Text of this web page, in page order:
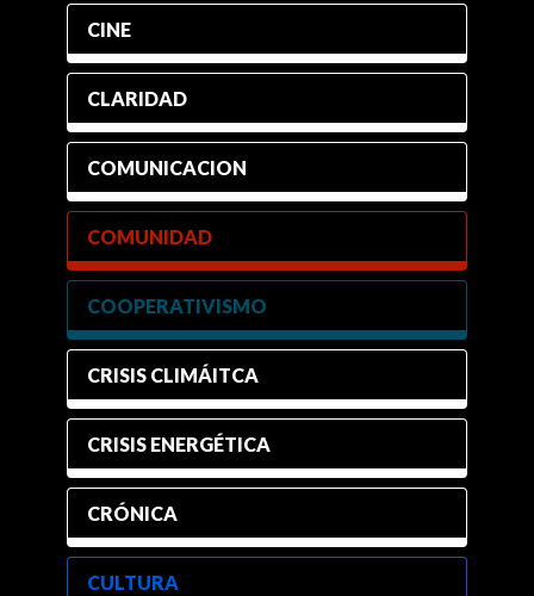
CINE
CLARIDAD
COMUNICACION
COMUNIDAD
COOPERATIVISMO
CRISIS CLIMÁITCA
CRISIS ENERGÉTICA
CRÓNICA
CULTURA